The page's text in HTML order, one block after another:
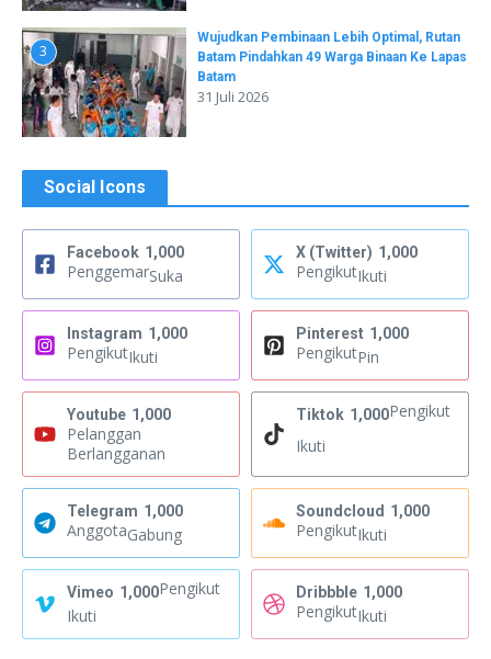
3
Wujudkan Pembinaan Lebih Optimal, Rutan
Batam Pindahkan 49 Warga Binaan Ke Lapas
Batam
31 Juli 2026
Social Icons
Facebook 1,000
PenggemarSuka
X (Twitter) 1,000
PengikutIkuti
Instagram 1,000
PengikutIkuti
Pinterest 1,000
PengikutPin
Youtube 1,000
Pelanggan
Berlangganan
Tiktok 1,000Pengikut
Ikuti
Telegram 1,000
AnggotaGabung
Soundcloud 1,000
PengikutIkuti
Vimeo 1,000Pengikut
Ikuti
Dribbble 1,000
PengikutIkuti